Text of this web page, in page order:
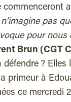
commenceront
n’imagine pas
pour nous
Brun (CGT
défendre ?
primeur à
ce mercredi